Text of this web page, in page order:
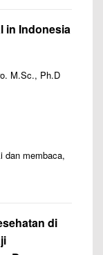
in Indonesia
M.Sc., Ph.D
dan membaca,
di